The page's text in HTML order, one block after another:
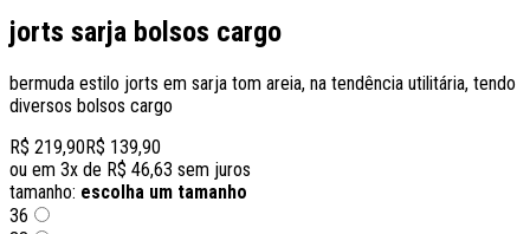
jorts sarja bolsos cargo
bermuda estilo jorts em sarja tom areia, na tendência utilitária, tendo
diversos bolsos cargo
R$ 219,90R$ 139,90
ou em 3x de R$ 46,63 sem juros
tamanho: escolha um tamanho
36